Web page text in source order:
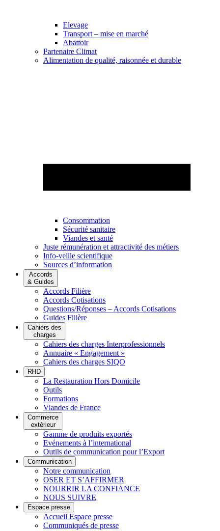
Elevage
Transport – mise en marché
Abattoir
Partenaire Climat
Alimentation de qualité, raisonnée et durable
Consommation
Sécurité sanitaire
Viandes et santé
Juste rémunération et attractivité des métiers
Info-veille scientifique
Sources d’information
Accords
& Guides
Accords Filière
Accords Cotisations
Questions/Réponses – Accords Cotisations
Guides Filière
Cahiers des
charges
Cahiers des charges Interprofessionnels
Annuaire « Engagement »
Cahiers des charges SIQO
RHD
La Restauration Hors Domicile
Outils
Formations
Viandes de France
Commerce
extérieur
Gamme de produits exportés
Evénements à l’international
Outils de communication pour l’Export
Communication
Notre communication
OSER ET S’AFFIRMER
NOURRIR LA CONFIANCE
NOUS SUIVRE
Espace presse
Accueil Espace presse
Communiqués de presse